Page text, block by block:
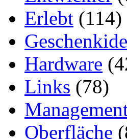
Erlebt (114)
Hardware
Links (78)
Oberfläche